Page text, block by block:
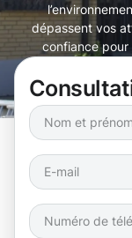
dépassent vos
confiance